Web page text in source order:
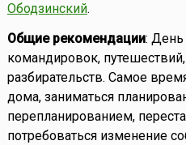
Ободзинский.
Общие рекомендации: День
командировок,
разбирательств. Самое
дома, заниматься
перепланированием,
потребоваться изменение